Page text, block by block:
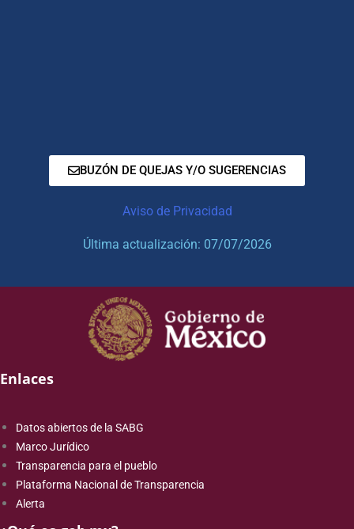
BUZÓN DE QUEJAS Y/O SUGERENCIAS
Aviso de Privacidad
Última actualización: 07/07/2026
Enlaces
Datos abiertos de la SABG
Marco Jurídico
Transparencia para el pueblo
Plataforma Nacional de Transparencia
Alerta